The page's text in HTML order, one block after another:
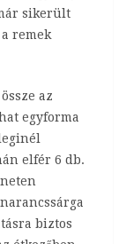
sikerült
remek
az
egyforma
elfér 6 db.
biztos